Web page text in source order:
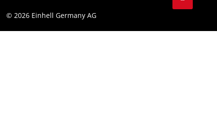
Impressum
© 2026 Einhell Germany AG